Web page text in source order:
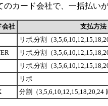
のカード会社で、一括払い
会社
支払方法
リボ,分割（
リボ,分割（
リボ,分割（
リボ
分割（3,5,6,10,12,15,18,20,24